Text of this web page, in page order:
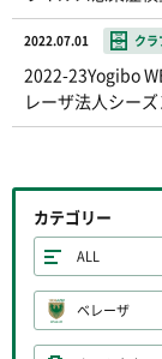
2022.07.01 クラ
2022-23Yogibo
レーザ法人シー
カテゴリー
ALL
ベレーザ